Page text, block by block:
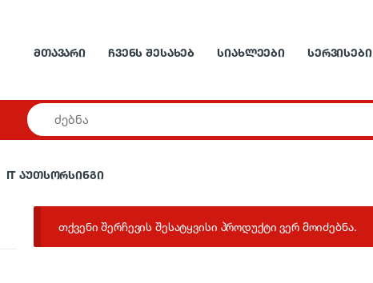
ᲛᲗᲐᲕᲐᲠᲘ ᲩᲕᲔᲜᲡ ᲨᲔᲡᲐᲮᲔᲑ ᲡᲘᲐᲮᲚᲔᲔᲑᲘ ᲡᲔᲠᲕᲘᲡᲔᲑᲘ
IT აუთსორსინგი
თქვენი შერჩევის შესატყვისი პროდუქტი ვერ მოიძებნა.